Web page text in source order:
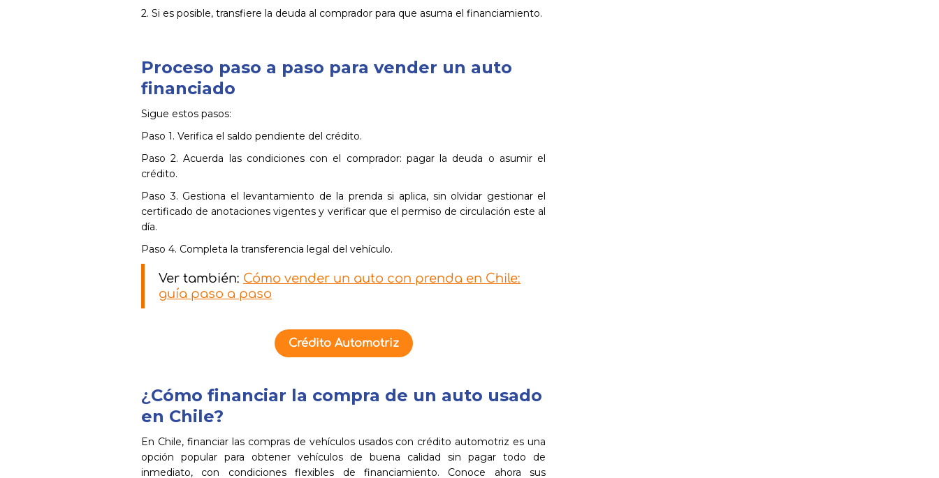
2. Si es posible, transfiere la deuda al comprador para que asuma el financiamiento.
Proceso paso a paso para vender un auto
financiado
Sigue estos pasos:
Paso 1. Verifica el saldo pendiente del crédito.
Paso 2. Acuerda las condiciones con el comprador: pagar la deuda o asumir el
crédito.
Paso 3. Gestiona el levantamiento de la prenda si aplica, sin olvidar gestionar el
certificado de anotaciones vigentes y verificar que el permiso de circulación este al
día.
Paso 4. Completa la transferencia legal del vehículo.
Ver también: Cómo vender un auto con prenda en Chile:
guía paso a paso
Crédito Automotriz
¿Cómo financiar la compra de un auto usado
en Chile?
En Chile, financiar las compras de vehículos usados con crédito automotriz es una
opción popular para obtener vehículos de buena calidad sin pagar todo de
inmediato, con condiciones flexibles de financiamiento. Conoce ahora sus